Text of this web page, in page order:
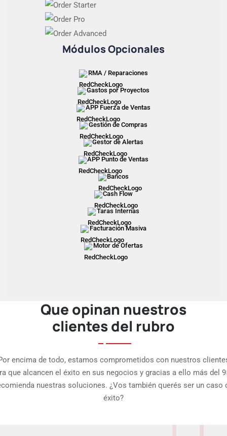
Módulos Opcionales
RMA / Reparaciones
Gastos por Proyectos
APP Fuerza de Ventas
Gestión de Compras
Gestor de Alertas
APP Punto de Ventas
Bancos
Cash Flow
Taras Internas
Facturación Masiva
Motor de Ofertas
Que opinan nuestros
clientes del rubro
encima de todo, estamos comprometidos con nuestros
que alcancen el éxito en sus negocios y gracias a ello más del
nuestras soluciones. ¿Vos también querés ser un caso
éxito?